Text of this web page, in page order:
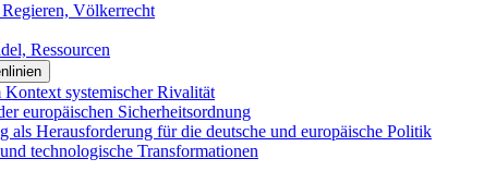
Völkerrecht
Ressourcen
systemischer Rivalität
europäischen Sicherheitsordnung
als Herausforderung für die deutsche und europäische Politik
technologische Transformationen